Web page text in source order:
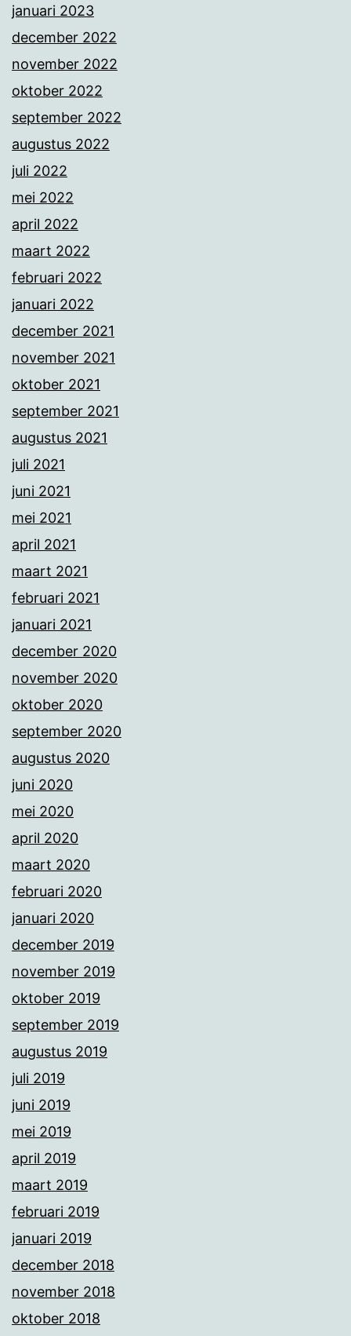
januari 2023
december 2022
november 2022
oktober 2022
september 2022
augustus 2022
juli 2022
mei 2022
april 2022
maart 2022
februari 2022
januari 2022
december 2021
november 2021
oktober 2021
september 2021
augustus 2021
juli 2021
juni 2021
mei 2021
april 2021
maart 2021
februari 2021
januari 2021
december 2020
november 2020
oktober 2020
september 2020
augustus 2020
juni 2020
mei 2020
april 2020
maart 2020
februari 2020
januari 2020
december 2019
november 2019
oktober 2019
september 2019
augustus 2019
juli 2019
juni 2019
mei 2019
april 2019
maart 2019
februari 2019
januari 2019
december 2018
november 2018
oktober 2018